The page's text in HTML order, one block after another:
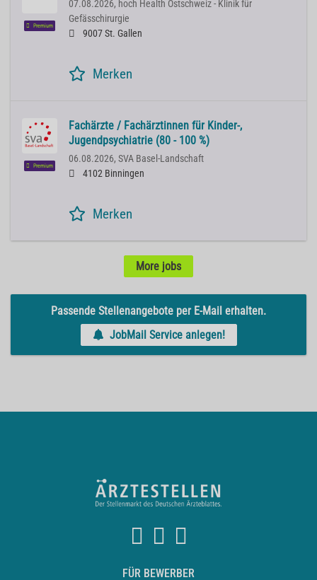
Premium
07.08.2026, hoch Health Ostschweiz - Klinik für
Gefässchirurgie
9007 St. Gallen
Merken
Premium
Fachärzte / Fachärztinnen für Kinder-,
Jugendpsychiatrie (80 - 100 %)
06.08.2026, SVA Basel-Landschaft
4102 Binningen
Merken
More jobs
Passende Stellenangebote per E-Mail erhalten.
JobMail Service anlegen!
FÜR BEWERBER